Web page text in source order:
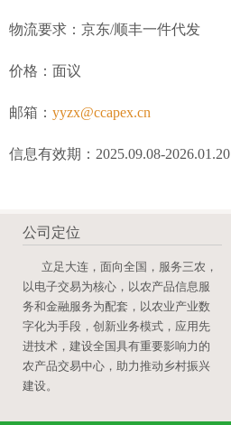
物流要求：京东/顺丰一件代发
价格：面议
邮箱： yyzx@ccapex.cn
信息有效期：2025.09.08-2026.01.20
公司定位
立足大连，面向全国，服务三农，
以电子交易为核心，以农产品信息服
务和金融服务为配套，以农业产业数
字化为手段，创新业务模式，应用先
进技术，建设全国具有重要影响力的
农产品交易中心，助力推动乡村振兴
建设。